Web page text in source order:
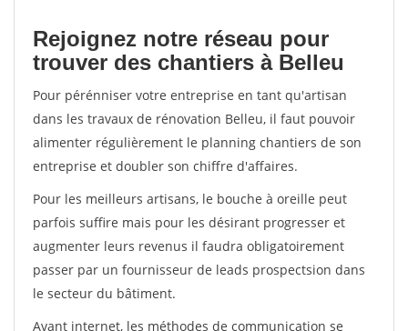
Rejoignez notre réseau pour
trouver des chantiers à Belleu
Pour pérénniser votre entreprise en tant qu'artisan
dans les travaux de rénovation Belleu, il faut pouvoir
alimenter régulièrement le planning chantiers de son
entreprise et doubler son chiffre d'affaires.
Pour les meilleurs artisans, le bouche à oreille peut
parfois suffire mais pour les désirant progresser et
augmenter leurs revenus il faudra obligatoirement
passer par un fournisseur de leads prospectsion dans
le secteur du bâtiment.
Avant internet, les méthodes de communication se